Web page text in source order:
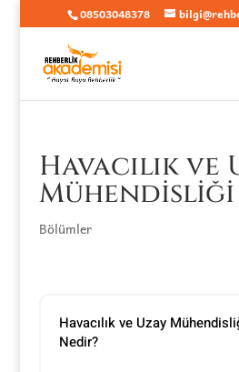
08503048378
Havacılık ve
Mühendisliği
Bölümler
Havacılık ve Uzay
Nedir?